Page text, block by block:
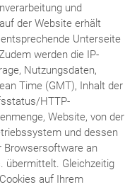
und
der Website erhält
Unterseite
werden die IP-
Nutzungsdaten,
Time (GMT), Inhalt der
HTTP-
Website, von der
und dessen
Browsersoftware an
übermittelt. Gleichzeitig
auf Ihrem